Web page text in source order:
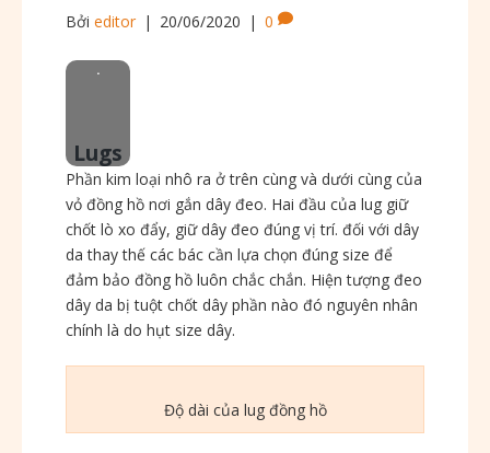
Bởi editor | 20/06/2020 | 0
.
Lugs
Phần kim loại nhô ra ở trên cùng và dưới cùng của
vỏ đồng hồ nơi gắn dây đeo. Hai đầu của lug giữ
chốt lò xo đẩy, giữ dây đeo đúng vị trí. đối với dây
da thay thế các bác cần lựa chọn đúng size để
đảm bảo đồng hồ luôn chắc chắn. Hiện tượng đeo
dây da bị tuột chốt dây phần nào đó nguyên nhân
chính là do hụt size dây.
Độ dài của lug đồng hồ